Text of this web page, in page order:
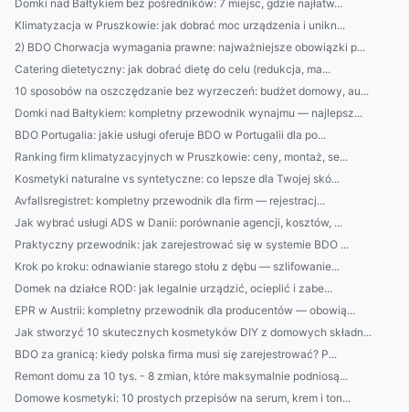
Domki nad Bałtykiem bez pośredników: 7 miejsc, gdzie najłatw...
Klimatyzacja w Pruszkowie: jak dobrać moc urządzenia i unikn...
2) BDO Chorwacja wymagania prawne: najważniejsze obowiązki p...
Catering dietetyczny: jak dobrać dietę do celu (redukcja, ma...
10 sposobów na oszczędzanie bez wyrzeczeń: budżet domowy, au...
Domki nad Bałtykiem: kompletny przewodnik wynajmu — najlepsz...
BDO Portugalia: jakie usługi oferuje BDO w Portugalii dla po...
Ranking firm klimatyzacyjnych w Pruszkowie: ceny, montaż, se...
Kosmetyki naturalne vs syntetyczne: co lepsze dla Twojej skó...
Avfallsregistret: kompletny przewodnik dla firm — rejestracj...
Jak wybrać usługi ADS w Danii: porównanie agencji, kosztów, ...
Praktyczny przewodnik: jak zarejestrować się w systemie BDO ...
Krok po kroku: odnawianie starego stołu z dębu — szlifowanie...
Domek na działce ROD: jak legalnie urządzić, ocieplić i zabe...
EPR w Austrii: kompletny przewodnik dla producentów — obowią...
Jak stworzyć 10 skutecznych kosmetyków DIY z domowych składn...
BDO za granicą: kiedy polska firma musi się zarejestrować? P...
Remont domu za 10 tys. - 8 zmian, które maksymalnie podniosą...
Domowe kosmetyki: 10 prostych przepisów na serum, krem i ton...